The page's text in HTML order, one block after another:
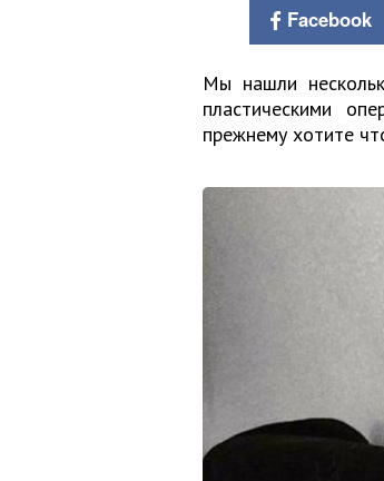
Facebook
Мы нашли
пластическими
прежнему хотите